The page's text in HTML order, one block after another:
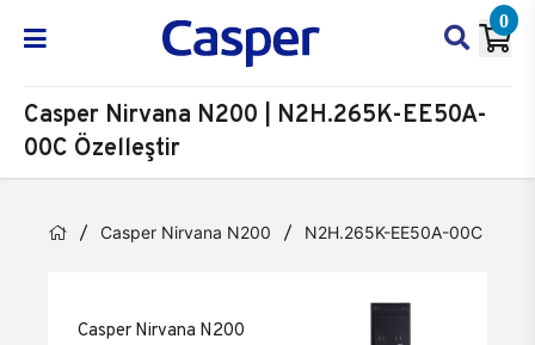
0
Casper Nirvana N200 | N2H.265K-EE50A-
00C Özelleştir
Casper Nirvana N200 N2H.265K-EE50A-00C
Casper Nirvana N200